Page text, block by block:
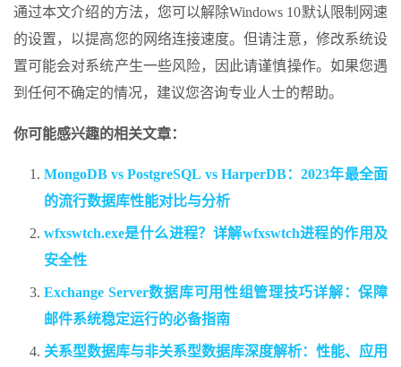
通过本文介绍的方法，您可以解除Windows 10默认限制网速
的设置，以提高您的网络连接速度。但请注意，修改系统设
置可能会对系统产生一些风险，因此请谨慎操作。如果您遇
到任何不确定的情况，建议您咨询专业人士的帮助。
你可能感兴趣的相关文章：
MongoDB vs PostgreSQL vs HarperDB：2023年最全面
的流行数据库性能对比与分析
wfxswtch.exe是什么进程？详解wfxswtch进程的作用及
安全性
Exchange Server数据库可用性组管理技巧详解：保障
邮件系统稳定运行的必备指南
关系型数据库与非关系型数据库深度解析：性能、应用